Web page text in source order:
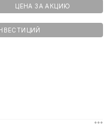
ЦЕНА ЗА АКЦИЮ